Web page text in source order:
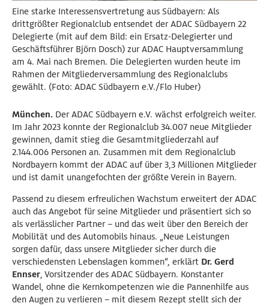
Eine starke Interessensvertretung aus Südbayern: Als
drittgrößter Regionalclub entsendet der ADAC Südbayern 22
Delegierte (mit auf dem Bild: ein Ersatz-Delegierter und
Geschäftsführer Björn Dosch) zur ADAC Hauptversammlung
am 4. Mai nach Bremen. Die Delegierten wurden heute im
Rahmen der Mitgliederversammlung des Regionalclubs
gewählt. (Foto: ADAC Südbayern e.V./Flo Huber)
München. Der ADAC Südbayern e.V. wächst erfolgreich weiter.
Im Jahr 2023 konnte der Regionalclub 34.007 neue Mitglieder
gewinnen, damit stieg die Gesamtmitgliederzahl auf
2.144.006 Personen an. Zusammen mit dem Regionalclub
Nordbayern kommt der ADAC auf über 3,3 Millionen Mitglieder
und ist damit unangefochten der größte Verein in Bayern.
Passend zu diesem erfreulichen Wachstum erweitert der ADAC
auch das Angebot für seine Mitglieder und präsentiert sich so
als verlässlicher Partner – und das weit über den Bereich der
Mobilität und des Automobils hinaus. „Neue Leistungen
sorgen dafür, dass unsere Mitglieder sicher durch die
verschiedensten Lebenslagen kommen“, erklärt Dr. Gerd
Ennser, Vorsitzender des ADAC Südbayern. Konstanter
Wandel, ohne die Kernkompetenzen wie die Pannenhilfe aus
den Augen zu verlieren – mit diesem Rezept stellt sich der